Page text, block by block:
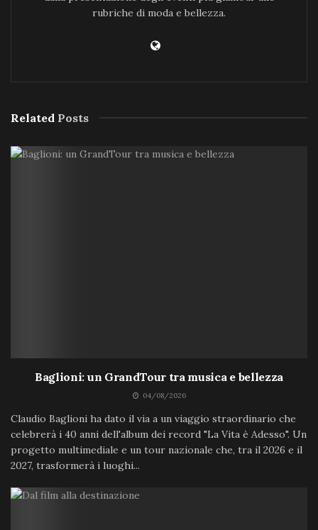
rubriche di moda e bellezza.
Related Posts
Baglioni: un GrandTour tra musica e bellezza
04/08/2026
Claudio Baglioni ha dato il via a un viaggio straordinario che
celebrerà i 40 anni dell'album dei record "La Vita è Adesso". Un
progetto multimediale e un tour nazionale che, tra il 2026 e il
2027, trasformerà i luoghi...